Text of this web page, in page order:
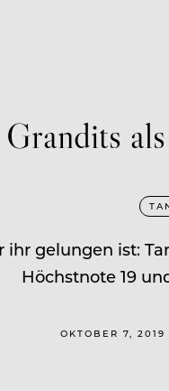
ihr gelungen ist:
Höchstnote 19
OKTOBER 7,